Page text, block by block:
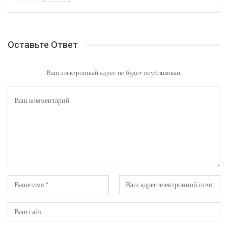
Оставьте Ответ
Ваш электронный адрес не будет опубликован.